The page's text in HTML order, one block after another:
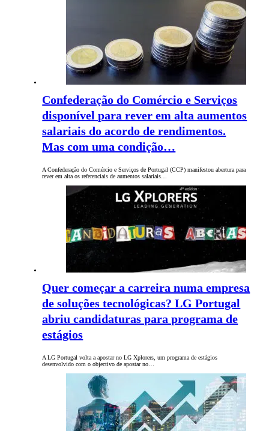
Confederação do Comércio e Serviços
disponível para rever em alta aumentos
salariais do acordo de rendimentos.
Mas com uma condição…
A Confederação do Comércio e Serviços de Portugal (CCP) manifestou abertura para
rever em alta os referenciais de aumentos salariais…
Quer começar a carreira numa empresa
de soluções tecnológicas? LG Portugal
abriu candidaturas para programa de
estágios
A LG Portugal volta a apostar no LG Xplorers, um programa de estágios
desenvolvido com o objectivo de apostar no…